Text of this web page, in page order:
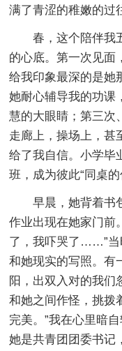
满了青涩的稚嫩的过
春，这个陪伴我
的心底。第一次见面
给我印象最深的是她
她耐心辅导我的功课
慧的大眼睛；第三
走廊上，操场上，甚
给了我自信。小学毕
班，成为彼此“同桌的
早晨，她背着书
作业出现在她家门前
了，我吓哭了……”当
和她现实的写照。有
阳，出双入对的我们
和她之间作怪，挑拨
完美。”我在心里暗
她是共青团团委书记